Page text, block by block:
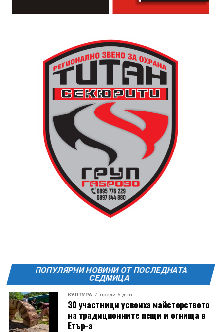
ПОПУЛЯРНИ НОВИНИ ОТ ПОСЛЕДНАТА
СЕДМИЦА
КУЛТУРА преди 5 дни
30 участници усвоиха майсторството
на традиционните пещи и огнища в
Етър-а